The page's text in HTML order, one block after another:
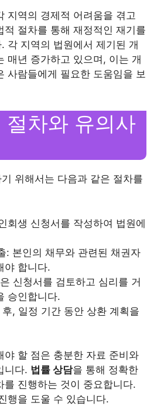
지역의 경제적 어려움을 겪고
적 절차를 통해 재정적인 재기를
각 지역의 법원에서 제기된 개
매년 증가하고 있으며, 이는 개
사람들에게 필요한 도움임을 보
절차와 유의사
위해서는 다음과 같은 절차를
회생 신청서를 작성하여 법원에
: 본인의 채무와 관련된 채권자
야 합니다.
신청서를 검토하고 심리를 거
승인합니다.
, 일정 기간 동안 상환 계획을
야 할 점은 충분한 자료 준비와
니다. 법률 상담을 통해 정확한
를 진행하는 것이 중요합니다.
행을 도울 수 있습니다.